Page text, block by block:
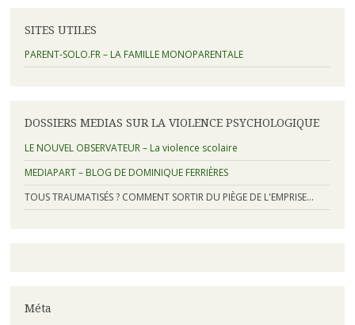
SITES UTILES
PARENT-SOLO.FR – LA FAMILLE MONOPARENTALE
DOSSIERS MEDIAS SUR LA VIOLENCE PSYCHOLOGIQUE
LE NOUVEL OBSERVATEUR – La violence scolaire
MEDIAPART – BLOG DE DOMINIQUE FERRIÈRES
TOUS TRAUMATISÉS ? COMMENT SORTIR DU PIÈGE DE L'EMPRISE…
Méta